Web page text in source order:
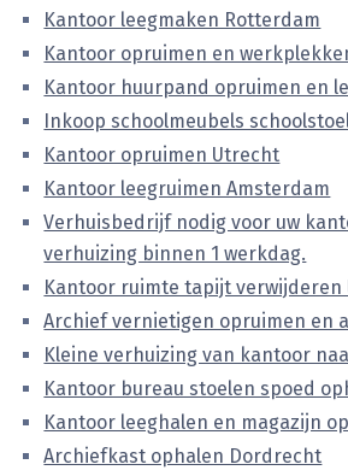
Kantoor leegmaken Rotterdam
Kantoor opruimen en
Kantoor huurpand opruimen en
Inkoop schoolmeubels
Kantoor opruimen Utrecht
Kantoor leegruimen Amsterdam
Verhuisbedrijf nodig voor uw
verhuizing binnen 1 werkdag.
Kantoor ruimte tapijt verwijderen
Archief vernietigen opruimen en
Kleine verhuizing van kantoor
Kantoor bureau stoelen spoed
Kantoor leeghalen en magazijn
Archiefkast ophalen Dordrecht